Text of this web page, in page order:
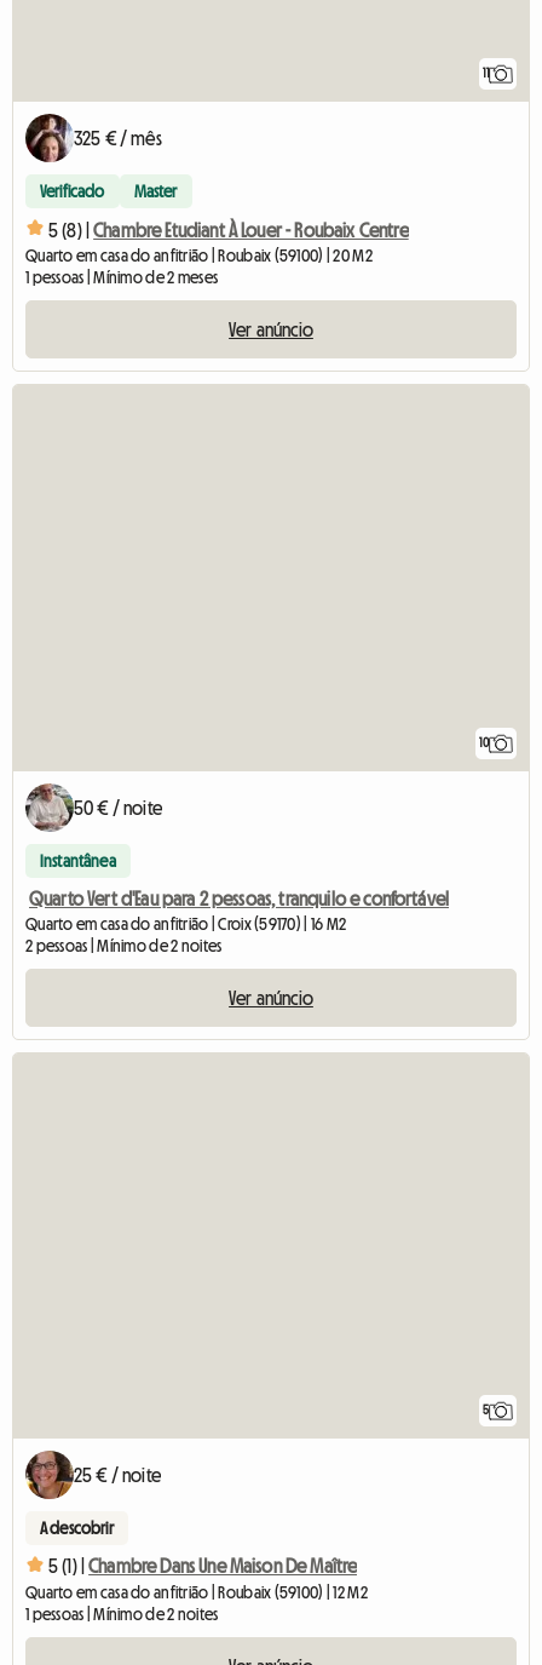
325 € / mês
Verificado Master
5 (8) | Chambre Etudiant À Louer - Roubaix Centre
Quarto em casa do anfitrião | Roubaix (59100) | 20 M2
1 pessoas | Mínimo de 2 meses
Ver anúncio
10
50 € / noite
Instantânea
Quarto Vert d'Eau para 2 pessoas, tranquilo e confortável
Quarto em casa do anfitrião | Croix (59170) | 16 M2
2 pessoas | Mínimo de 2 noites
Ver anúncio
5
25 € / noite
A descobrir
5 (1) | Chambre Dans Une Maison De Maître
Quarto em casa do anfitrião | Roubaix (59100) | 12 M2
1 pessoas | Mínimo de 2 noites